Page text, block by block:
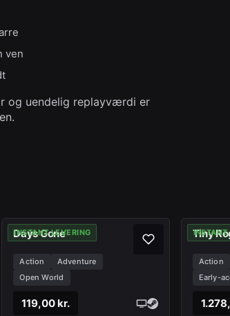
ven
og uendelig replayværdi er
INSTANT LEVERING
Days Gone
Action
Adventure
Open World
119,00 kr.
INSTANT
Tiny
Action
Early-